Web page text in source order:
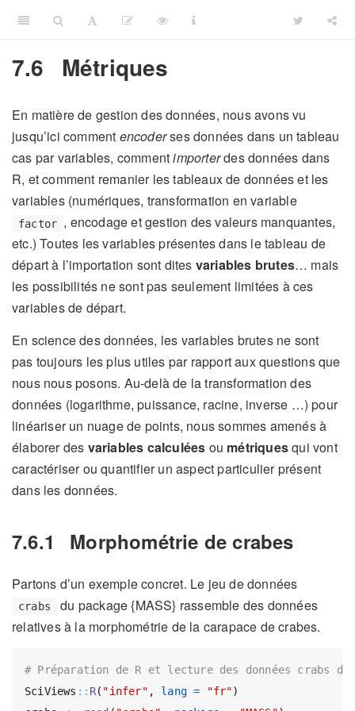
7.6 Métriques
En matière de gestion des données, nous avons vu
jusqu’ici comment encoderses données dans un tableau
cas par variables, commentimporterdes données dans
R, et comment remanier les tableaux de données et les
variables (numériques, transformation en variable
factor , encodage et gestion des valeurs manquantes,
etc.) Toutes les variables présentes dans le tableau de
départ à l’importation sont dites variables brutes… mais
les possibilités ne sont pas seulement limitées à ces
variables de départ.
En science des données, les variables brutes ne sont
pas toujours les plus utiles par rapport aux questions que
nous nous posons. Au-delà de la transformation des
données (logarithme, puissance, racine, inverse …) pour
linéariser un nuage de points, nous sommes amenés à
élaborer des variables calculées ou métriquesqui vont
caractériser ou quantifier un aspect particulier présent
dans les données.
7.6.1 Morphométrie de crabes
Partons d’un exemple concret. Le jeu de données
crabs
du package {MASS} rassemble des données
relatives à la morphométrie de la carapace de crabes.
# Préparation de R et lecture des données crabs du
SciViews :: R( "infer" , lang = "fr")